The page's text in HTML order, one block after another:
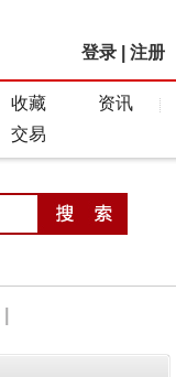
登录 注册
收藏
资讯
交易